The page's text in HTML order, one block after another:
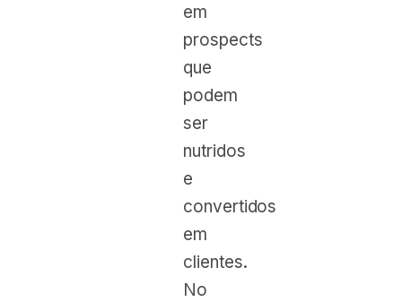
em
prospects
que
podem
ser
nutridos
e
convertidos
em
clientes.
No